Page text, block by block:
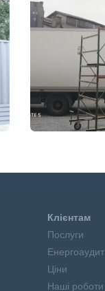
Клієнтам
Послуги
Енергоаудит
Ціни
Наші роботи